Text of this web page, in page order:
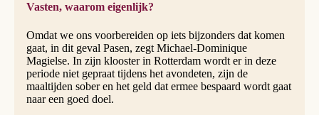
Vasten, waarom eigenlijk?
Omdat we ons voorbereiden op iets bijzonders dat komen
gaat, in dit geval Pasen, zegt Michael-Dominique
Magielse. In zijn klooster in Rotterdam wordt er in deze
periode niet gepraat tijdens het avondeten, zijn de
maaltijden sober en het geld dat ermee bespaard wordt gaat
naar een goed doel.